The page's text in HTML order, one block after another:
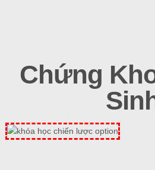
Chứng